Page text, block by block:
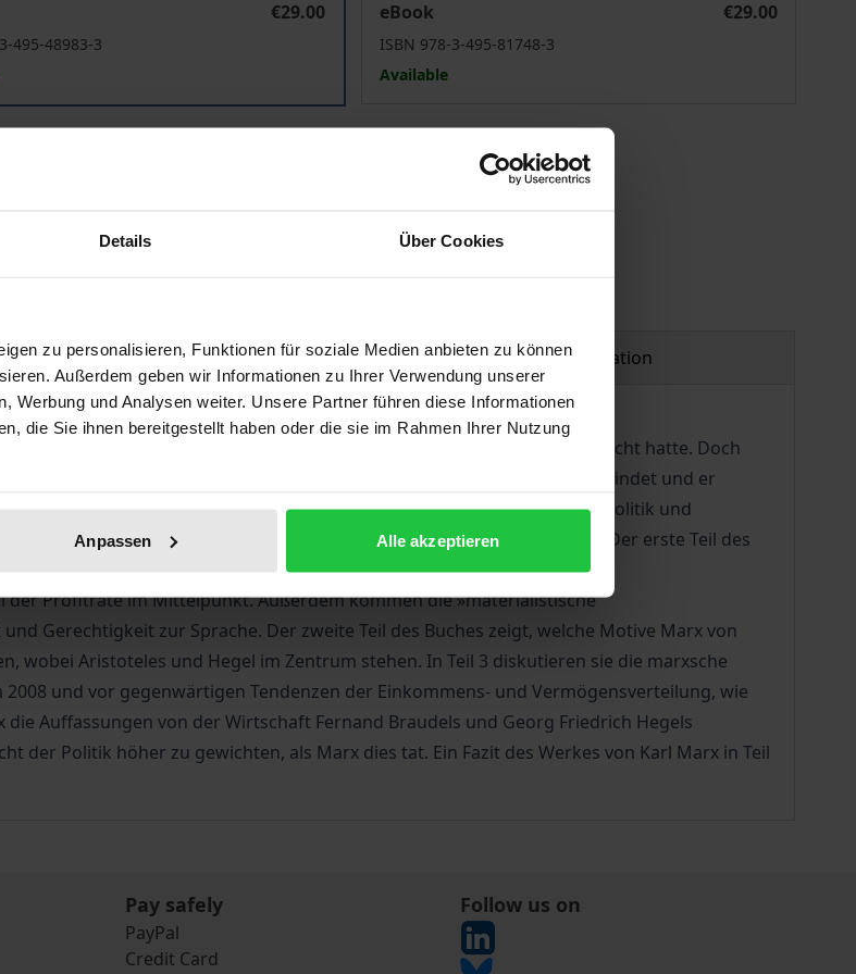
Details Über Cookies
zu personalisieren, Funktionen für soziale Medien anbieten zu können
Außerdem geben wir Informationen zu Ihrer Verwendung unserer
Werbung und Analysen weiter. Unsere Partner führen diese Informationen
die Sie ihnen bereitgestellt haben oder die sie im Rahmen Ihrer Nutzung
Anpassen Alle akzeptieren
€29.00
495-48983-3
eBook
€29.00
ISBN 978-3-495-81748-3
Available
VAT. Depending on the delivery address, VAT may vary at checkout.
data Product safety information
eine Marxrenaissance, in der man sich fragt, ob Marx nicht doch recht hatte. Doch
weil Marx große Originalität mit mangelnder intellektueller Disziplin verbindet und er
Die Autoren skizzieren Marx’ zentrale Thesen zur Ökonomie und Politik und
sondern auch aus einer wirtschaftswissenschaftlichen Perspektive. Der erste Teil des
Hier stehen der Wertbegriff, die Arbeitswertlehre sowie das sogenannte
Profitrate im Mittelpunkt. Außerdem kommen die »materialistische
Gerechtigkeit zur Sprache. Der zweite Teil des Buches zeigt, welche Motive Marx von
wobei Aristoteles und Hegel im Zentrum stehen. In Teil 3 diskutieren sie die marxsche
und vor gegenwärtigen Tendenzen der Einkommens- und Vermögensverteilung, wie
Auffassungen von der Wirtschaft Fernand Braudels und Georg Friedrich Hegels
der Politik höher zu gewichten, als Marx dies tat. Ein Fazit des Werkes von Karl Marx in Teil
Pay safely
PayPal
Credit Card
Follow us on